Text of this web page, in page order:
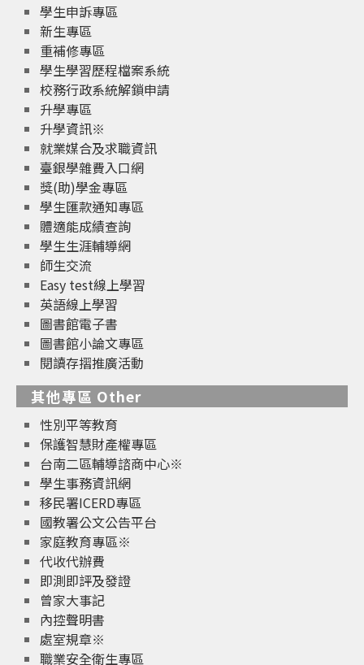
學生申訴專區
新生專區
重補修專區
學生學習歷程檔案系統
校務行政系統解鎖申請
升學專區
升學資訊※
就業媒合及求職資訊
臺銀學雜費入口網
獎(助)學金專區
學生匯款通知專區
體適能成績查詢
學生生涯輔導網
師生交流
Easy test線上學習
英語線上學習
圖書館電子書
圖書館小論文專區
閱讀存摺推廣活動
其他專區 Other
性別平等教育
保護智慧財產權專區
台南二區輔導諮商中心※
學生事務資訊網
移民署ICERD專區
國教署公文公告平台
家庭教育專區※
代收代辦費
即測即評及發證
曾家大事記
內控聲明書
處室規章※
職業安全衛生專區